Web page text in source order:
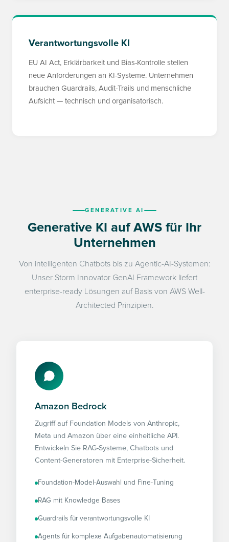
Verantwortungsvolle KI
EU AI Act, Erklärbarkeit und Bias-Kontrolle stellen
neue Anforderungen an KI-Systeme. Unternehmen
brauchen Guardrails, Audit-Trails und menschliche
Aufsicht — technisch und organisatorisch.
GENERATIVE AI
Generative KI auf AWS für Ihr
Unternehmen
Von intelligenten Chatbots bis zu Agentic-AI-Systemen:
Unser Storm Innovator GenAI Framework liefert
enterprise-ready Lösungen auf Basis von AWS Well-
Architected Prinzipien.
Amazon Bedrock
Zugriff auf Foundation Models von Anthropic,
Meta und Amazon über eine einheitliche API.
Entwickeln Sie RAG-Systeme, Chatbots und
Content-Generatoren mit Enterprise-Sicherheit.
Foundation-Model-Auswahl und Fine-Tuning
RAG mit Knowledge Bases
Guardrails für verantwortungsvolle KI
Agents für komplexe Aufgabenautomatisierung